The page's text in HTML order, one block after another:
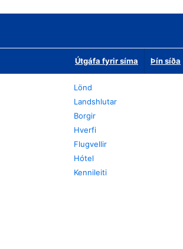
Útgáfa fyrir síma Þín síða
Lönd
Landshlutar
Borgir
Hverfi
Flugvellir
Hótel
Kennileiti